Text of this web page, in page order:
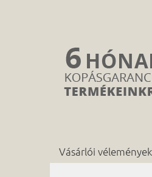
Vásárlói